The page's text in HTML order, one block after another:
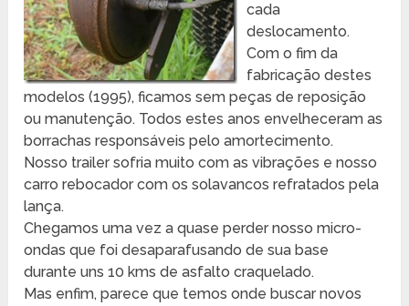
cada
deslocamento.
Com o fim da
fabricação destes
modelos (1995), ficamos sem peças de reposição
ou manutenção. Todos estes anos envelheceram as
borrachas responsáveis pelo amortecimento.
Nosso trailer sofria muito com as vibrações e nosso
carro rebocador com os solavancos refratados pela
lança.
Chegamos uma vez a quase perder nosso micro-
ondas que foi desaparafusando de sua base
durante uns 10 kms de asfalto craquelado.
Mas enfim, parece que temos onde buscar novos